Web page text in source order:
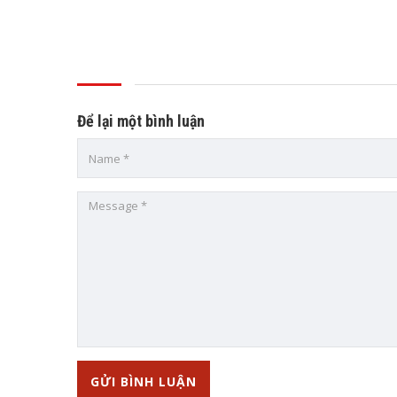
Để lại một bình luận